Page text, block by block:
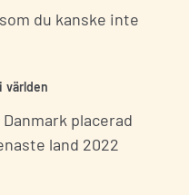
du kanske inte
världen
Danmark placerad
land 2022